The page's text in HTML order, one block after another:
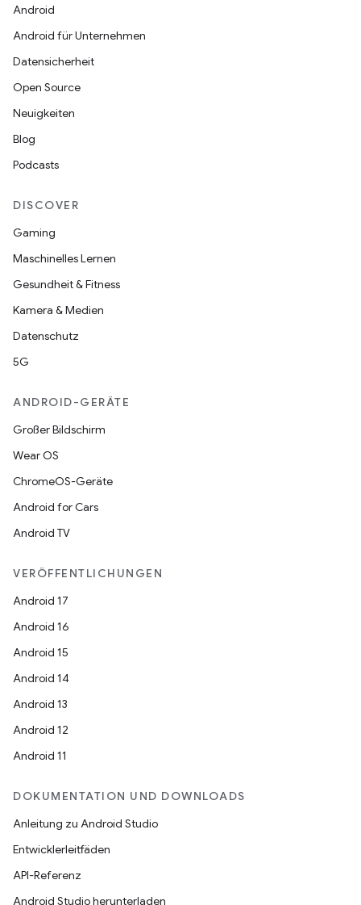
Android
Android für Unternehmen
Datensicherheit
Open Source
Neuigkeiten
Blog
Podcasts
DISCOVER
Gaming
Maschinelles Lernen
Gesundheit & Fitness
Kamera & Medien
Datenschutz
5G
ANDROID-GERÄTE
Großer Bildschirm
Wear OS
ChromeOS-Geräte
Android for Cars
Android TV
VERÖFFENTLICHUNGEN
Android 17
Android 16
Android 15
Android 14
Android 13
Android 12
Android 11
DOKUMENTATION UND DOWNLOADS
Anleitung zu Android Studio
Entwicklerleitfäden
API-Referenz
Android Studio herunterladen